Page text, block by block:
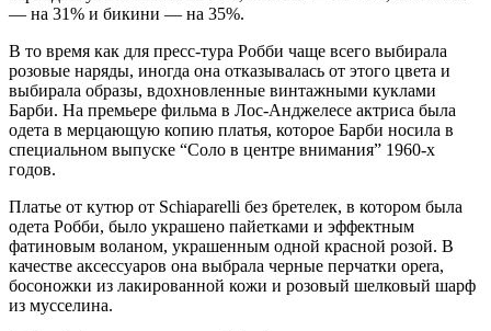
— на 31% и бикини — на 35%.
В то время как для пресс-тура Робби чаще всего выбирала
розовые наряды, иногда она отказывалась от этого цвета и
выбирала образы, вдохновленные винтажными куклами
Барби. На премьере фильма в Лос-Анджелесе актриса была
одета в мерцающую копию платья, которое Барби носила в
специальном выпуске “Соло в центре внимания” 1960-х
годов.
Платье от кутюр от Schiaparelli без бретелек, в котором была
одета Робби, было украшено пайетками и эффектным
фатиновым воланом, украшенным одной красной розой. В
качестве аксессуаров она выбрала черные перчатки opera,
босоножки из лакированной кожи и розовый шелковый шарф
из мусселина.